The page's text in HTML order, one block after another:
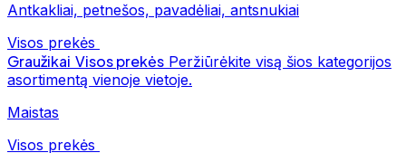
Antkakliai, petnešos, pavadėliai, antsnukiai
Visos prekės
Graužikai Visos prekės Peržiūrėkite visą šios kategorijos
asortimentą vienoje vietoje.
Maistas
Visos prekės